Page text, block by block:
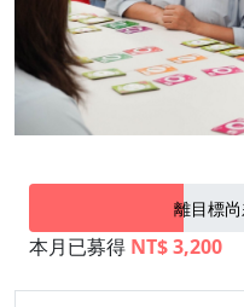
離目標
本月已募得 NT$ 3,200